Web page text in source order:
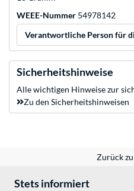
WEEE-Nummer 54978142
Verantwortliche Person für
Sicherheitshinweise
Alle wichtigen Hinweise zur
Zu den Sicherheitshinweisen
Zurück
Stets informiert